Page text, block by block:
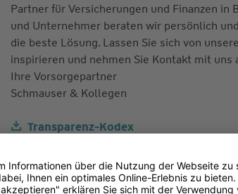
Partner für Versicherungen und Finanzen in
und Unternehmer beraten wir persönlich
die beste Lösung. Lassen Sie sich von
inspirieren und nehmen Sie Kontakt mit uns
Ihre Vorsorgepartner
Schmauser & Kollegen
Transparenz-Kodex